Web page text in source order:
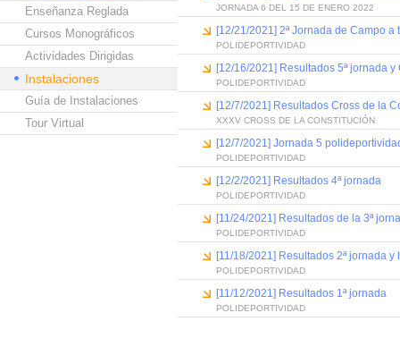
Enseñanza Reglada
Cursos Monográficos
Actividades Dirigidas
Instalaciones
Guía de Instalaciones
Tour Virtual
JORNADA 6 DEL 15 DE ENERO 2022
[12/21/2021] 2ª Jornada de Campo a
POLIDEPORTIVIDAD
[12/16/2021] Resultados 5ª jornada
POLIDEPORTIVIDAD
[12/7/2021] Resultados Cross de la
XXXV CROSS DE LA CONSTITUCIÓN
[12/7/2021] Jornada 5
POLIDEPORTIVIDAD
[12/2/2021] Resultados 4ª jornada
POLIDEPORTIVIDAD
[11/24/2021] Resultados de la 3ª
POLIDEPORTIVIDAD
[11/18/2021] Resultados 2ª jornada y
POLIDEPORTIVIDAD
[11/12/2021] Resultados 1ª jornada
POLIDEPORTIVIDAD